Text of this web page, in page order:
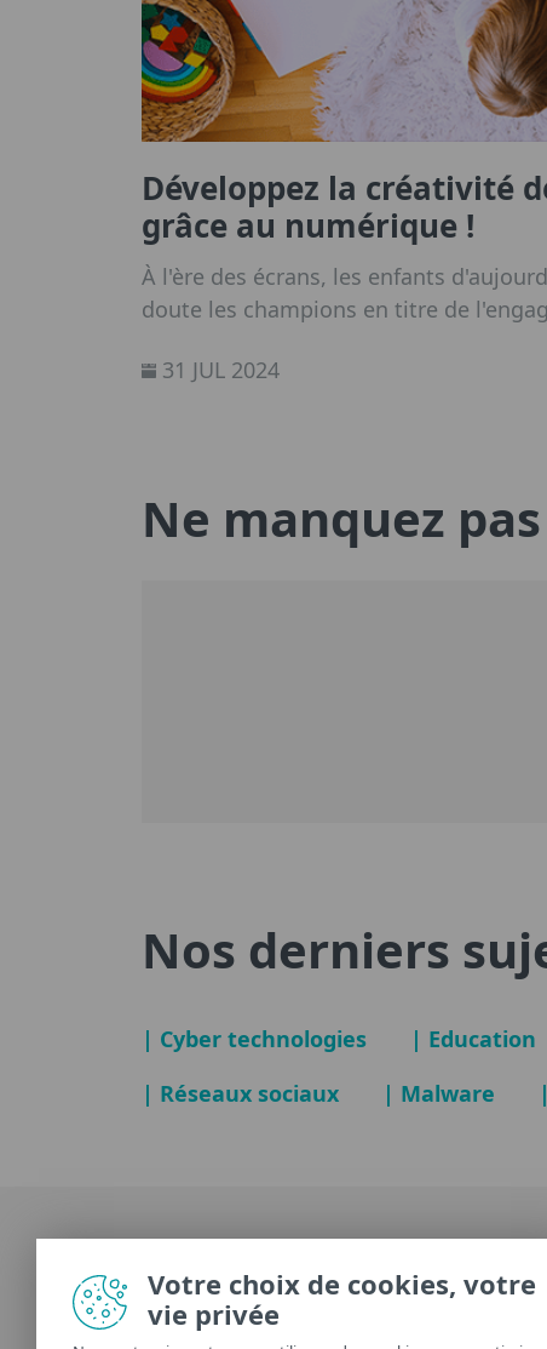
Développez la créativité
grâce au numérique !
À l'ère des écrans, les enfants
doute les champions en titre de
31 JUL 2024
Ne manquez
Nos derniers
| Cyber technologies | Education
| Réseaux sociaux
| Malware
Votre choix de cookies, votre
vie privée